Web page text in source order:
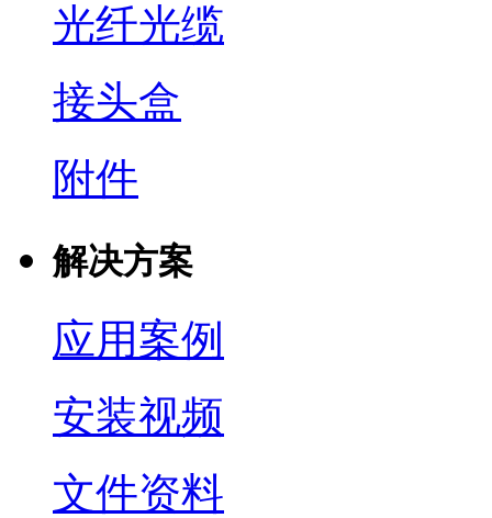
光纤光缆
接头盒
附件
解决方案
应用案例
安装视频
文件资料